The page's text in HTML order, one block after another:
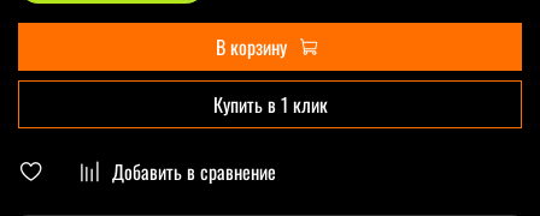
Добавить в сравнение
В корзину
Купить в 1 клик